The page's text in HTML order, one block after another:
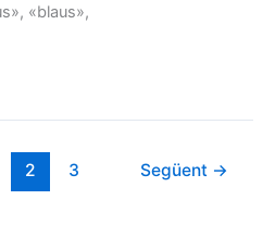
«blaus»,
2 3 Següent →